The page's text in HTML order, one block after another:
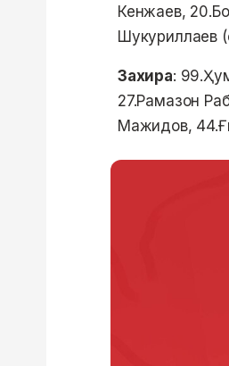
Кенжаев,
Шукуриллаев
Захира:
27.Рамазон
Мажидов,